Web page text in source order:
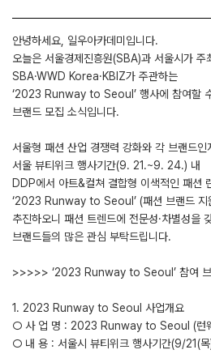
안녕하세요, 일우아카데미입니다.
오늘은 서울경제진흥원(SBA)과 서울시가 주
SBA·WWD Korea·KBIZ가 주관하는
‘2023 Runway to Seoul’ 행사에 참여할
브랜드 모집 소식입니다.
서울형 패션 산업 경쟁력 강화와 각 브랜드인
서울 뷰티위크 행사기간(9. 21.~9. 24.) 내
DDP에서 아트&컬쳐 결합형 이색적인 패션
‘2023 Runway to Seoul’ (패션 브랜드 지
추진하오니 패션 트렌드에 전문성·차별성을
브랜드들의 많은 관심 부탁드립니다.
>>>>> ‘2023 Runway to Seoul’ 참여
1. 2023 Runway to Seoul 사업개요
○ 사 업 명 : 2023 Runway to Seoul (런
○ 내 용 : 서울시 뷰티위크 행사기간(9/21(